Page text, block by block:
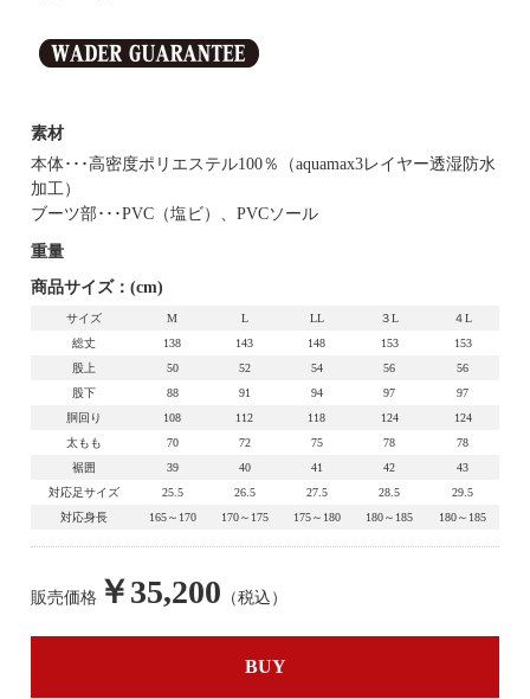
素材
本体･･･高密度ポリエステル100％（aquamax3レイヤー透湿防水
加工）
ブーツ部･･･PVC（塩ビ）、PVCソール
重量
商品サイズ：(cm)
サイズ M L LL ３L
４L
総丈
138 143 148 153
153
股上
50 52 54 56
56
股下
88 91 94 97
97
胴回り
108 112 118 124
124
太もも
70 72 75 78
78
裾囲
39 40 41 42
43
対応足サイズ
25.5 26.5 27.5 28.5
29.5
対応身長
165～170 170～175 175～180 180～185 180～185
販売価格 ￥35,200 （税込）
BUY